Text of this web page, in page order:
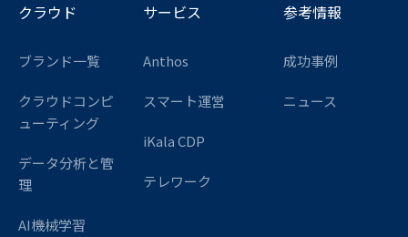
クラウド
ブランド一覧
クラウドコンピ
ューティング
データ分析と管
理
AI機械学習
サービス
Anthos
スマート運営
iKala CDP
テレワーク
参考情報
成功事例
ニュース